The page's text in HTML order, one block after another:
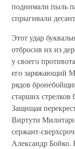
поднимали пыль
спрыгивали
Этот удар
отбросив их из
у своего
его заряжающий
рядов
старших стрелков
Защищая
Виртути
сержант-
Александр Бойко.